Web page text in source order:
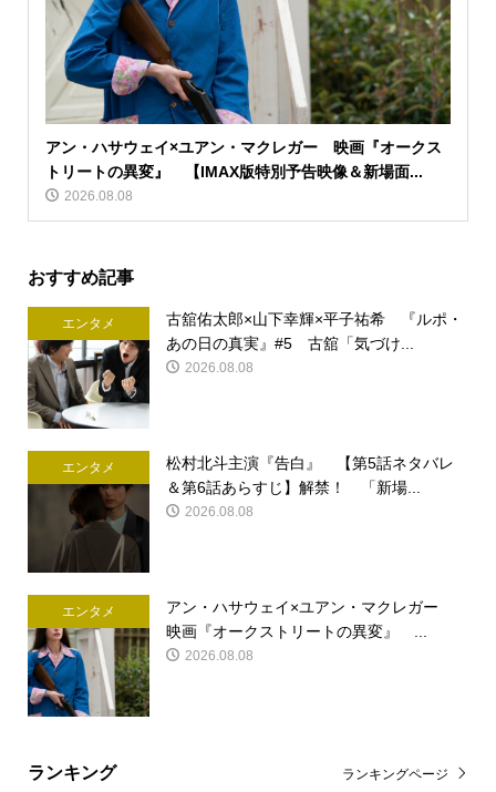
アン・ハサウェイ×ユアン・マクレガー 映画『オークス
トリートの異変』 【IMAX版特別予告映像＆新場面...
2026.08.08
おすすめ記事
エンタメ
古舘佑太郎×山下幸輝×平子祐希 『ルポ・
あの日の真実』#5 古舘「気づけ...
2026.08.08
エンタメ
松村北斗主演『告白』 【第5話ネタバレ
＆第6話あらすじ】解禁！ 「新場...
2026.08.08
エンタメ
アン・ハサウェイ×ユアン・マクレガー
映画『オークストリートの異変』 ...
2026.08.08
ランキング ランキングページ